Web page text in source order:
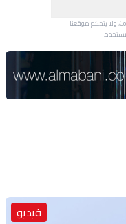
يتم عرض هذا الإعلان بواسطة إعلانات Google، ولا يتحكم موقعنا
فيديو